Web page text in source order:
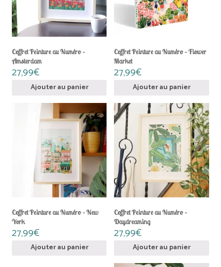
Coffret Peinture au Numéro –
Amsterdam
27,99€
Ajouter au panier
Coffret Peinture au Numéro – Flower
Market
27,99€
Ajouter au panier
Coffret Peinture au Numéro – New
York
27,99€
Ajouter au panier
Coffret Peinture au Numéro –
Daydreaming
27,99€
Ajouter au panier